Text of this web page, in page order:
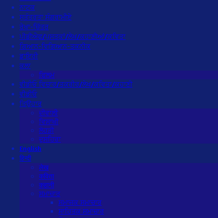
ਨਾਟਕ
ਸੁਤੰਤਰਤਾ ਸੰਗਰਾਮੀਏ
ਰੇਖਾ-ਚਿੱਤਰ
ਪੀਡੀਐਫ/ਪੁਸਤਕਾਂ/ਲੇਖ/ਕਹਾਣੀਆਂ/ਕਵਿਤਾ
ਗਿਆਨ-ਵਿਗਿਆਨ-ਤਕਨੀਕ
ਡਾਇਰੀ
ਕਲਾ
ਫਿਲਮ
ਵੀਡੀਓ ਵਿਚਾਰ/ਤਕਰੀਰ/ਲੇਖ/ਕਵਿਤਾ/ਕਹਾਣੀ
ਵੀਡੀਓ
ਤਿਉਹਾਰ
ਦੀਵਾਲੀ
ਵਿਸਾਖੀ
ਲੋਹੜੀ
ਦੁਸਹਿਰਾ
English
हिन्दी
लेख
कविता
कहानी
ਸਮਾਚਾਰ
ਸਮਾਜਕ ਸਮਾਚਾਰ
ਸਾਹਿਤਕ ਸਮਾਚਾਰ